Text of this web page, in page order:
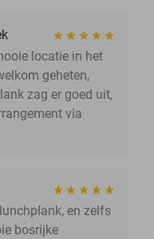
locatie in het
geheten,
zag er goed uit,
via
en zelfs
bosrijke